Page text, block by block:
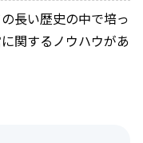
長い歴史の中で培っ
関するノウハウがあ